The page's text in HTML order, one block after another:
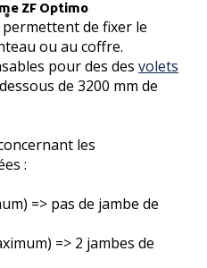
ZF Optimo
permettent de fixer le
ou au coffre.
pour des des volets
de 3200 mm de
les
:
=> pas de jambe de
=> 2 jambes de